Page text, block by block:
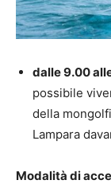
dalle 9.00
possibile
della
Lampara
Modalità di